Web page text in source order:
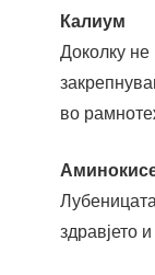
Калиум
Доколку
во
здравјето